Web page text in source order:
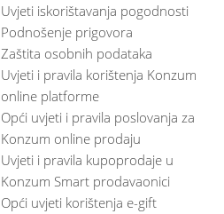
Uvjeti iskorištavanja pogodnosti
Podnošenje prigovora
Zaštita osobnih podataka
Uvjeti i pravila korištenja Konzum
online platforme
Opći uvjeti i pravila poslovanja za
Konzum online prodaju
Uvjeti i pravila kupoprodaje u
Konzum Smart prodavaonici
Opći uvjeti korištenja e-gift